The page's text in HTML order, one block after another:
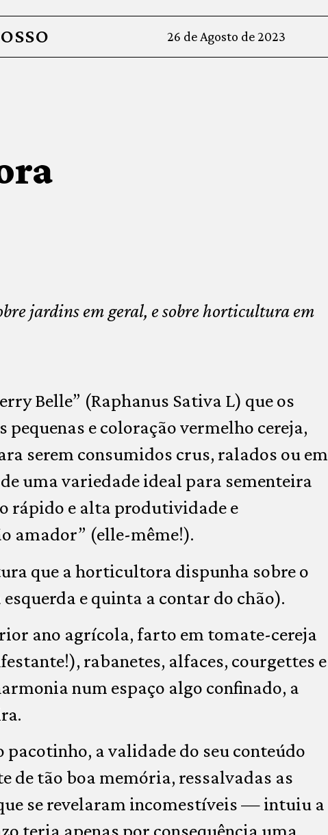
OSSO 26 de Agosto de 2023
jardins em geral, e sobre horticultura em
Belle” (Raphanus Sativa L) que os
e coloração vermelho cereja,
serem consumidos crus, ralados ou em
uma variedade ideal para sementeira
rápido e alta produtividade e
amador” (elle-même!).
que a horticultora dispunha sobre o
e quinta a contar do chão).
ano agrícola, farto em tomate-cereja
rabanetes, alfaces, courgettes e
num espaço algo confinado, a
pacotinho, a validade do seu conteúdo
de tão boa memória, ressalvadas as
se revelaram incomestíveis — intuiu a